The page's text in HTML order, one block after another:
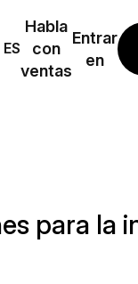
ES
Habla
con
ventas
Entrar
en
para la